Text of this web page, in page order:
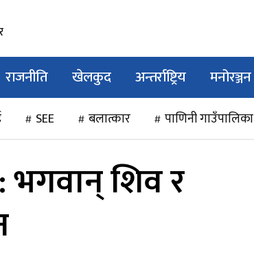
राजनीति खेलकुद अन्तर्राष्ट्रिय मनोरञ्जन
SEE बलात्कार पाणिनी गाउँपालिका
शिव र